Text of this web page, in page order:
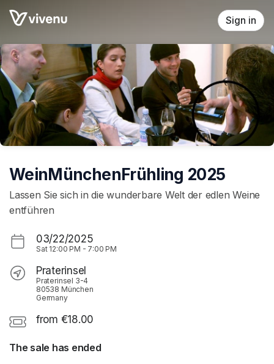
Skip header
Sign in
WeinMünchenFrühling 2025
Lassen Sie sich in die wunderbare Welt der edlen Weine
entführen
03/22/2025
Sat 12:00 PM - 7:00 PM
Praterinsel
Praterinsel 3-4
80538 München
Germany
from €18.00
The sale has ended